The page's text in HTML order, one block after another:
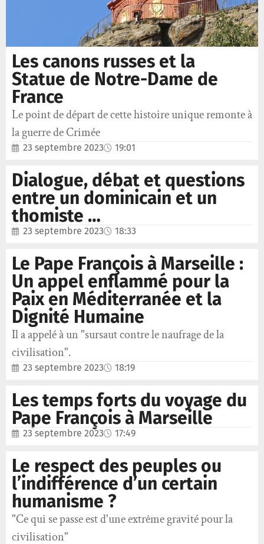
Les canons russes et la
Statue de Notre-Dame de
France
Le point de départ de cette histoire unique remonte à
la guerre de Crimée
23 septembre 2023 19:01
Dialogue, débat et questions
entre un dominicain et un
thomiste …
23 septembre 2023 18:33
Le Pape François à Marseille :
Un appel enflammé pour la
Paix en Méditerranée et la
Dignité Humaine
Il a appelé à un "sursaut contre le naufrage de la
civilisation".
23 septembre 2023 18:19
Les temps forts du voyage du
Pape François à Marseille
23 septembre 2023 17:49
Le respect des peuples ou
l’indifférence d’un certain
humanisme ?
"Ce qui se passe est d'une extrême gravité pour la
civilisation"